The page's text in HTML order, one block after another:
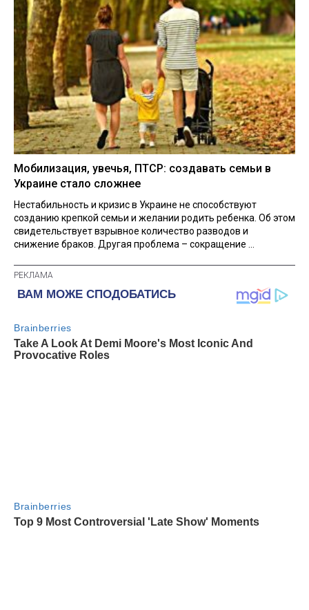
Мобилизация, увечья, ПТСР: создавать семьи в
Украине стало сложнее
Нестабильность и кризис в Украине не способствуют
созданию крепкой семьи и желании родить ребенка. Об этом
свидетельствует взрывное количество разводов и
снижение браков. Другая проблема – сокращение ...